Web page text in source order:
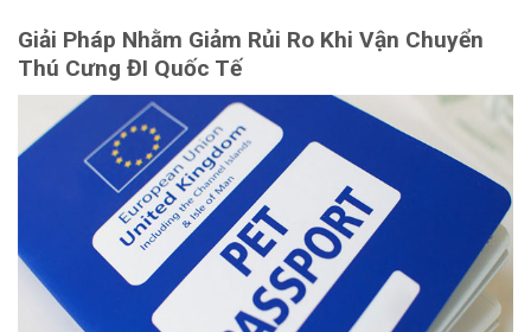
Giải Pháp Nhằm Giảm Rủi Ro Khi Vận Chuyển
Thú Cưng ĐI Quốc Tế